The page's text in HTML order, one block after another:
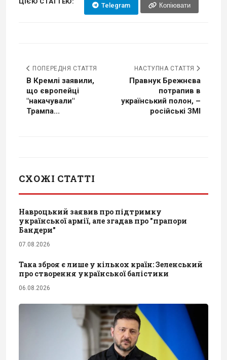
Telegram Копіювати
ПОПЕРЕДНЯ СТАТТЯ
В Кремлі заявили,
що європейці
"накачували"
Трампа...
НАСТУПНА СТАТТЯ
Правнук Брежнєва
потрапив в
український полон, –
російські ЗМІ
СХОЖІ СТАТТІ
Навроцький заявив про підтримку
української армії, але згадав про "прапори
Бандери"
07.08.2026
Така зброя є лише у кількох країн: Зеленський
про створення української балістики
06.08.2026